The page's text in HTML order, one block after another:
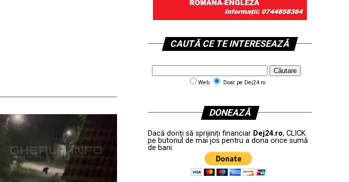
CAUTĂ CE TE INTERESEAZĂ
Web Doar pe Dej24.ro
DONEAZĂ
Dacă doriți să sprijiniți financiar Dej24.ro, CLICK
pe butonul de mai jos pentru a dona orice sumă
de bani.